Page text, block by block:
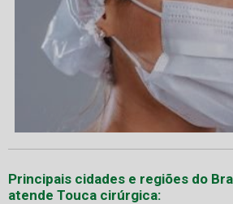
Principais cidades e regiões do
atende Touca cirúrgica: